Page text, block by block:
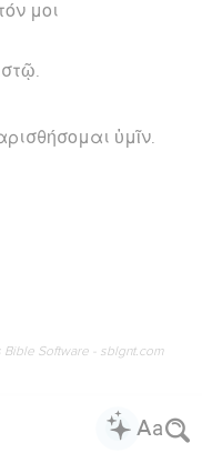
μοι
ὑμῖν.
Software - sblgnt.com